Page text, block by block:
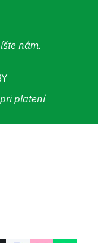
nám.
platení